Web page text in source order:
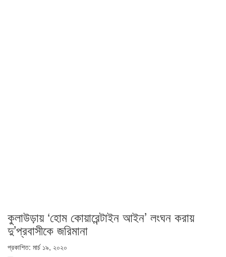
কুলাউড়ায় ‘হোম কোয়ারেন্টাইন আইন’ লংঘন করায়
দু’প্রবাসীকে জরিমানা
প্রকাশিত: মার্চ ১৯, ২০২০